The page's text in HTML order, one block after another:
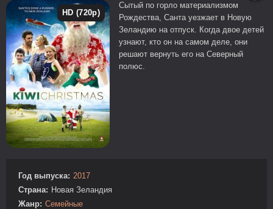
HD (720p)
Сытый по горло материализмом
Рождества, Санта уезжает в Новую
Зеландию на отпуск. Когда двое детей
узнают, кто он на самом деле, они
решают вернуть его на Северный
полюс.
Год выпуска: 2017
Страна: Новая Зеландия
Жанр: Семейные